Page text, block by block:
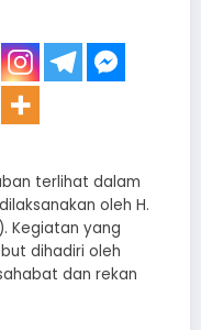
terlihat dalam
oleh H.
Kegiatan yang
dihadiri oleh
dan rekan